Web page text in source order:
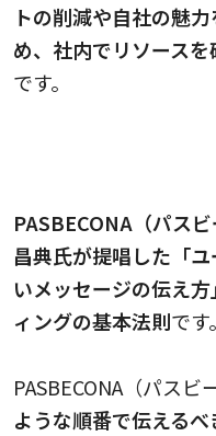
トの削減や自社の魅
め、社内でリソース
です。
PASBECONA（パスビ
昌典氏が提唱した「
いメッセージの伝え
ィングの基本法則です。
PASBECONA（パス
ような順番で伝えるべ